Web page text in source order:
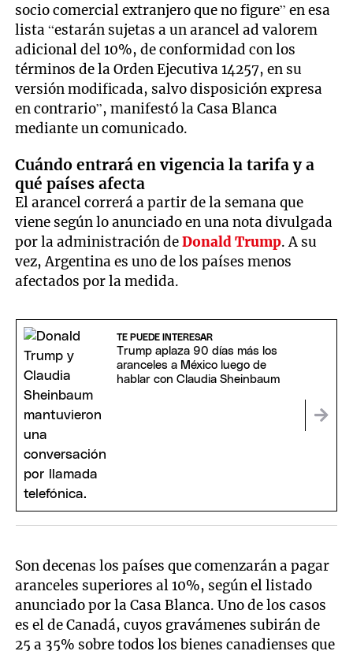
socio comercial extranjero que no figure” en esa
lista “estarán sujetas a un arancel ad valorem
adicional del 10%, de conformidad con los
términos de la Orden Ejecutiva 14257, en su
versión modificada, salvo disposición expresa
en contrario”, manifestó la Casa Blanca
mediante un comunicado.
Cuándo entrará en vigencia la tarifa y a
qué países afecta
El arancel correrá a partir de la semana que
viene según lo anunciado en una nota divulgada
por la administración deDonald Trump. A su
vez, Argentina es uno de los países menos
afectados por la medida.
TE PUEDE INTERESAR
Trump aplaza 90 días más los
aranceles a México luego de
hablar con Claudia Sheinbaum
Son decenas los países que comenzarán a pagar
aranceles superiores al 10%, según el listado
anunciado por la Casa Blanca. Uno de los casos
es el de Canadá, cuyos gravámenes subirán de
25 a 35% sobre todos los bienes canadienses que